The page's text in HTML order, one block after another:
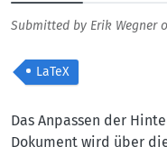
Submitted by Erik Wegner
LaTeX
Body
Das Anpassen der
Dokument wird über